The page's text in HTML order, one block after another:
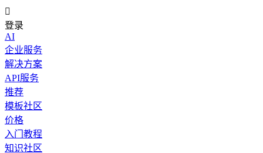

登录
AI
企业服务
解决方案
API服务
推荐
模板社区
价格
入门教程
知识社区